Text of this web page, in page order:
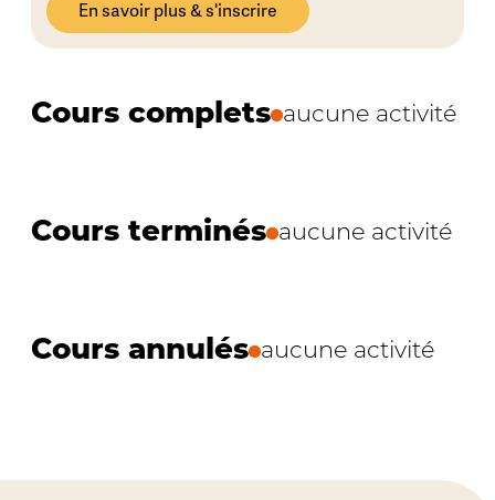
En savoir plus & s'inscrire
Cours complets aucune activité
Cours terminés aucune activité
Cours annulés aucune activité